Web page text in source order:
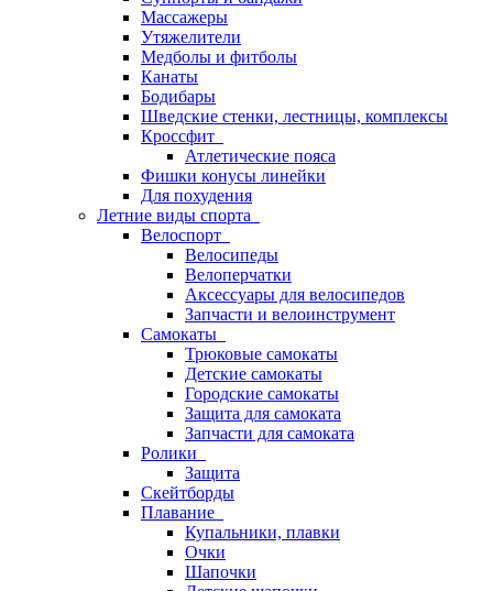
Массажеры
Утяжелители
Медболы и фитболы
Канаты
Бодибары
Шведские стенки, лестницы, комплексы
Кроссфит
Атлетические пояса
Фишки конусы линейки
Для похудения
Летние виды спорта
Велоспорт
Велосипеды
Велоперчатки
Аксессуары для велосипедов
Запчасти и велоинструмент
Самокаты
Трюковые самокаты
Детские самокаты
Городские самокаты
Защита для самоката
Запчасти для самоката
Ролики
Защита
Скейтборды
Плавание
Купальники, плавки
Очки
Шапочки